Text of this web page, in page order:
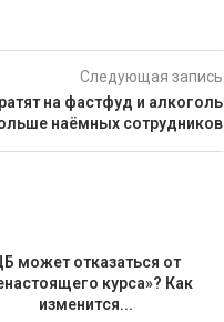
Следующая запись
на фастфуд и алкоголь
наёмных сотрудников
может отказаться от
курса»? Как
изменится...